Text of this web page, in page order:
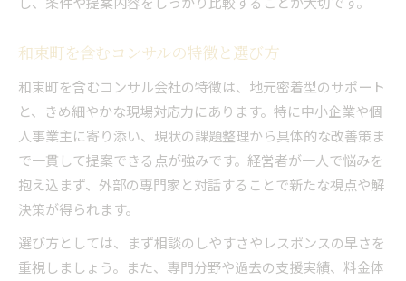
和束町を含むコンサルの特徴と選び方
和束町を含むコンサル会社の特徴は、地元密着型のサポート
と、きめ細やかな現場対応力にあります。特に中小企業や個
人事業主に寄り添い、現状の課題整理から具体的な改善策ま
で一貫して提案できる点が強みです。経営者が一人で悩みを
抱え込まず、外部の専門家と対話することで新たな視点や解
決策が得られます。
選び方としては、まず相談のしやすさやレスポンスの早さを
重視しましょう。また、専門分野や過去の支援実績、料金体